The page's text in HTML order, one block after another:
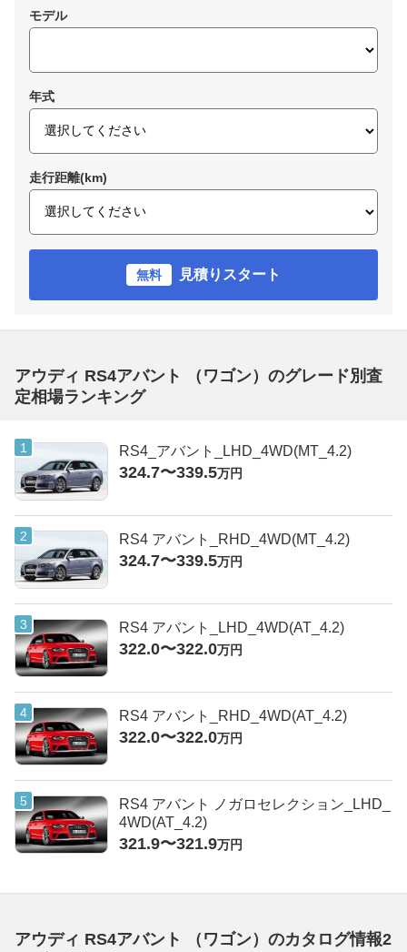
モデル
年式
走行距離(km)
無料 見積りスタート
アウディ RS4アバント （ワゴン）のグレード別査
定相場ランキング
RS4_アバント_LHD_4WD(MT_4.2)
324.7〜339.5万円
RS4 アバント_RHD_4WD(MT_4.2)
324.7〜339.5万円
RS4 アバント_LHD_4WD(AT_4.2)
322.0〜322.0万円
RS4 アバント_RHD_4WD(AT_4.2)
322.0〜322.0万円
RS4 アバント ノガロセレクション_LHD_
4WD(AT_4.2)
321.9〜321.9万円
アウディ RS4アバント （ワゴン）のカタログ情報2